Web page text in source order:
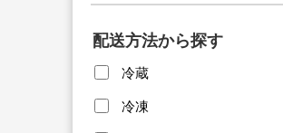
配送方法から探す
冷蔵
冷凍